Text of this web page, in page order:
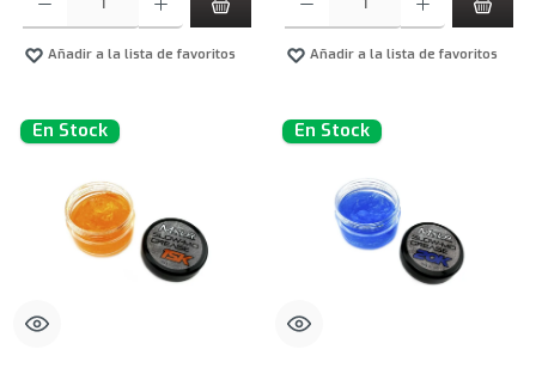
Añadir a la lista de favoritos Añadir a la lista de favoritos
En Stock En Stock